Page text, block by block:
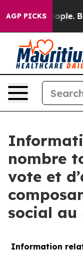
AGP PICKS
The People.
nombre
vote et
social au
Information